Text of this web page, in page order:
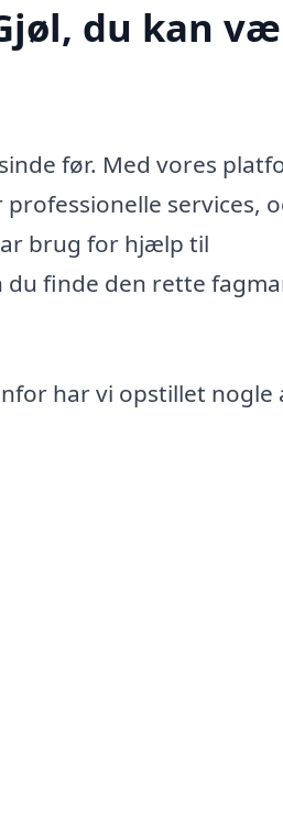
du kan
før. Med vores
services,
brug for hjælp til
finde den rette
har vi opstillet nogle